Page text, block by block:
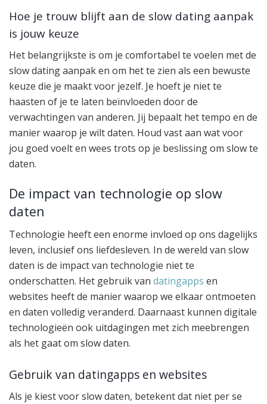
Hoe je trouw blijft aan de slow dating aanpak
is jouw keuze
Het belangrijkste is om je comfortabel te voelen met de
slow dating aanpak en om het te zien als een bewuste
keuze die je maakt voor jezelf. Je hoeft je niet te
haasten of je te laten beïnvloeden door de
verwachtingen van anderen. Jij bepaalt het tempo en de
manier waarop je wilt daten. Houd vast aan wat voor
jou goed voelt en wees trots op je beslissing om slow te
daten.
De impact van technologie op slow
daten
Technologie heeft een enorme invloed op ons dagelijks
leven, inclusief ons liefdesleven. In de wereld van slow
daten is de impact van technologie niet te
onderschatten. Het gebruik van datingapps en
websites heeft de manier waarop we elkaar ontmoeten
en daten volledig veranderd. Daarnaast kunnen digitale
technologieën ook uitdagingen met zich meebrengen
als het gaat om slow daten.
Gebruik van datingapps en websites
Als je kiest voor slow daten, betekent dat niet per se